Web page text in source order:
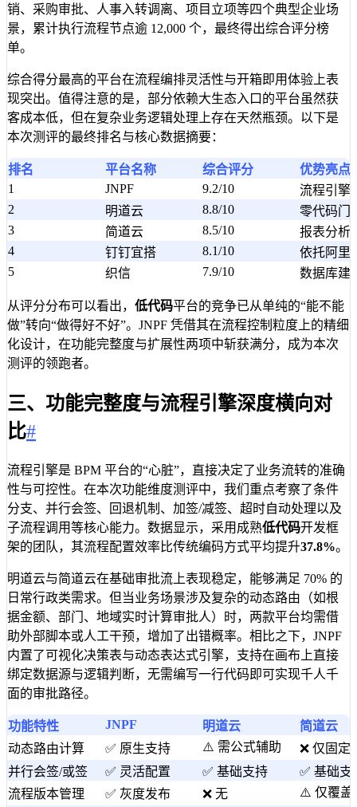
销、采购审批、人事入转调离、项目立项等四个典型企业场
景，累计执行流程节点逾 12,000 个，最终得出综合评分榜
单。
综合得分最高的平台在流程编排灵活性与开箱即用体验上表
现突出。值得注意的是，部分依赖大生态入口的平台虽然获
客成本低，但在复杂业务逻辑处理上存在天然瓶颈。以下是
本次测评的最终排名与核心数据摘要：
排名 平台名称 综合评分
优势亮点
1
JNPF 9.2/10
流程引擎
2
明道云 8.8/10
零代码门
3
简道云 8.5/10
报表分析
4
钉钉宜搭 8.1/10
依托阿里
5
织信 7.9/10 数据库建
从评分分布可以看出， 低代码平台的竞争已从单纯的“能不能
做”转向“做得好不好”。JNPF 凭借其在流程控制粒度上的精细
化设计，在功能完整度与扩展性两项中斩获满分，成为本次
测评的领跑者。
三、功能完整度与流程引擎深度横向对
比#
流程引擎是 BPM 平台的“心脏”，直接决定了业务流转的准确
性与可控性。在本次功能维度测评中，我们重点考察了条件
分支、并行会签、回退机制、加签/减签、超时自动处理以及
子流程调用等核心能力。数据显示，采用成熟低代码开发框
架的团队，其流程配置效率比传统编码方式平均提升37.8%。
明道云与简道云在基础审批流上表现稳定，能够满足 70% 的
日常行政类需求。但当业务场景涉及复杂的动态路由（如根
据金额、部门、地域实时计算审批人）时，两款平台均需借
助外部脚本或人工干预，增加了出错概率。相比之下，JNPF
内置了可视化决策表与动态表达式引擎，支持在画布上直接
绑定数据源与逻辑判断，无需编写一行代码即可实现千人千
面的审批路径。
功能特性 JNPF 明道云
简道云
动态路由计算
✅ 原生支持 ⚠️ 需公式辅助
❌ 仅固定
并行会签/或签
✅ 灵活配置 ✅ 基础支持
✅ 基础支
流程版本管理
✅ 灰度发布 ❌ 无 ⚠️ 仅覆盖